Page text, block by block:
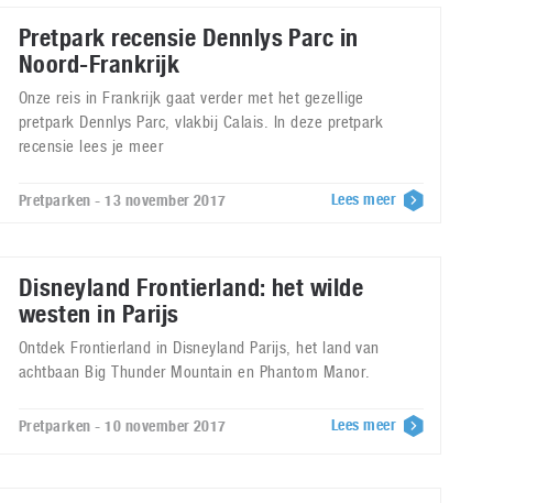
Pretpark recensie Dennlys Parc in
Noord-Frankrijk
Onze reis in Frankrijk gaat verder met het gezellige
pretpark Dennlys Parc, vlakbij Calais. In deze pretpark
recensie lees je meer
Pretparken - 13 november 2017 Lees meer
Disneyland Frontierland: het wilde
westen in Parijs
Ontdek Frontierland in Disneyland Parijs, het land van
achtbaan Big Thunder Mountain en Phantom Manor.
Pretparken - 10 november 2017 Lees meer